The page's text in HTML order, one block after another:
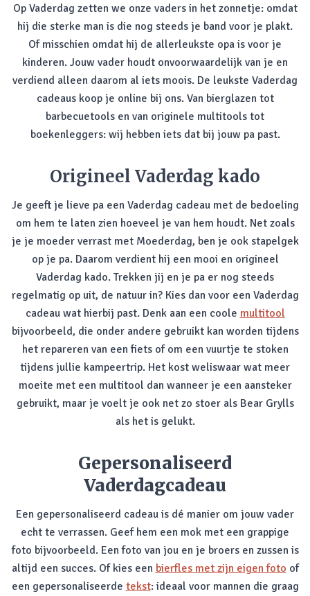
Op Vaderdag zetten we onze vaders in het zonnetje: omdat
hij die sterke man is die nog steeds je band voor je plakt.
Of misschien omdat hij de allerleukste opa is voor je
kinderen. Jouw vader houdt onvoorwaardelijk van je en
verdiend alleen daarom al iets moois. De leukste Vaderdag
cadeaus koop je online bij ons. Van bierglazen tot
barbecuetools en van originele multitools tot
boekenleggers: wij hebben iets dat bij jouw pa past.
Origineel Vaderdag kado
Je geeft je lieve pa een Vaderdag cadeau met de bedoeling
om hem te laten zien hoeveel je van hem houdt. Net zoals
je je moeder verrast met Moederdag, ben je ook stapelgek
op je pa. Daarom verdient hij een mooi en origineel
Vaderdag kado. Trekken jij en je pa er nog steeds
regelmatig op uit, de natuur in? Kies dan voor een Vaderdag
cadeau wat hierbij past. Denk aan een coole multitool
bijvoorbeeld, die onder andere gebruikt kan worden tijdens
het repareren van een fiets of om een vuurtje te stoken
tijdens jullie kampeertrip. Het kost weliswaar wat meer
moeite met een multitool dan wanneer je een aansteker
gebruikt, maar je voelt je ook net zo stoer als Bear Grylls
als het is gelukt.
Gepersonaliseerd
Vaderdagcadeau
Een gepersonaliseerd cadeau is dé manier om jouw vader
echt te verrassen. Geef hem een mok met een grappige
foto bijvoorbeeld. Een foto van jou en je broers en zussen is
altijd een succes. Of kies een bierfles met zijn eigen foto of
een gepersonaliseerde tekst: ideaal voor mannen die graag